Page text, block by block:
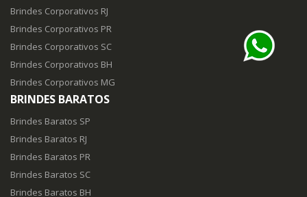
Brindes Corporativos RJ
Brindes Corporativos PR
Brindes Corporativos SC
Brindes Corporativos BH
Brindes Corporativos MG
BRINDES BARATOS
Brindes Baratos SP
Brindes Baratos RJ
Brindes Baratos PR
Brindes Baratos SC
Brindes Baratos BH